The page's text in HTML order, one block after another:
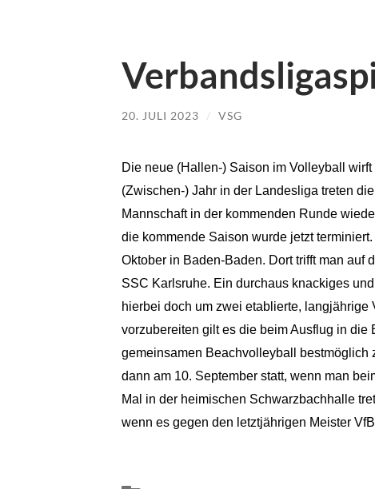
20. JULI 2023 / VSG
Die neue (Hallen-) Saison im Volleyball
(Zwischen-) Jahr in der Landesliga treten
Mannschaft in der kommenden Runde
die kommende Saison wurde jetzt
Oktober in Baden-Baden. Dort trifft man auf
SSC Karlsruhe. Ein durchaus knackiges
hierbei doch um zwei etablierte, langjährige
vorzubereiten gilt es die beim Ausflug in
gemeinsamen Beachvolleyball bestmöglich
dann am 10. September statt, wenn man
Mal in der heimischen Schwarzbachhalle
wenn es gegen den letztjährigen Meister